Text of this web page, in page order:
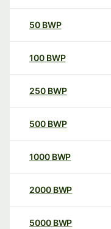
50 BWP
100 BWP
250 BWP
500 BWP
1000 BWP
2000 BWP
5000 BWP